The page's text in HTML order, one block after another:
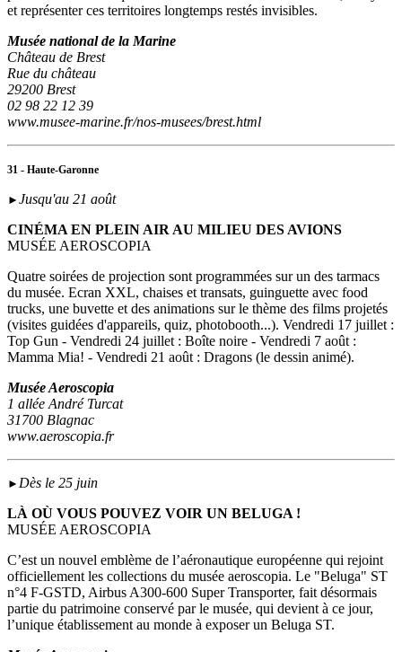
et représenter ces territoires longtemps restés invisibles.
Musée national de la Marine
Château de Brest
Rue du château
29200 Brest
02 98 22 12 39
www.musee-marine.fr/nos-musees/brest.html
31 - Haute-Garonne
► Jusqu'au 21 août
CINÉMA EN PLEIN AIR AU MILIEU DES AVIONS
MUSÉE AEROSCOPIA
Quatre soirées de projection sont programmées sur un des tarmacs
du musée. Ecran XXL, chaises et transats, guinguette avec food
trucks, une buvette et des animations sur le thème des films projetés
(visites guidées d'appareils, quiz, photobooth...). Vendredi 17 juillet :
Top Gun - Vendredi 24 juillet : Boîte noire - Vendredi 7 août :
Mamma Mia! - Vendredi 21 août : Dragons (le dessin animé).
Musée Aeroscopia
1 allée André Turcat
31700 Blagnac
www.aeroscopia.fr
► Dès le 25 juin
LÀ OÙ VOUS POUVEZ VOIR UN BELUGA !
MUSÉE AEROSCOPIA
C’est un nouvel emblème de l’aéronautique européenne qui rejoint
officiellement les collections du musée aeroscopia. Le "Beluga" ST
n°4 F-GSTD, Airbus A300-600 Super Transporter, fait désormais
partie du patrimoine conservé par le musée, qui devient à ce jour,
l’unique établissement au monde à exposer un Beluga ST.